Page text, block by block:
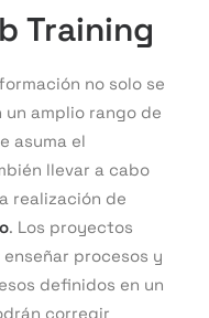
Training
no solo se
amplio rango de
asuma el
llevar a cabo
realización de
. Los proyectos
procesos y
definidos en un
corregir